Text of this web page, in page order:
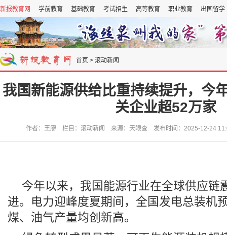
新报教育网 学前教育 基础教育 考试招生 高等教育 职业教育 出国留学
首页 > 滚动新闻
我国新能源供给比重持续提升，今
关企业超52万家
作者：王廖 栏目：滚动新闻 来源：天眼查 发布时间：2025-12-24
今年以来，我国能源行业在全球供应链
进。电力迎峰度夏期间，全国发电总装机
煤、油气产量均创新高。